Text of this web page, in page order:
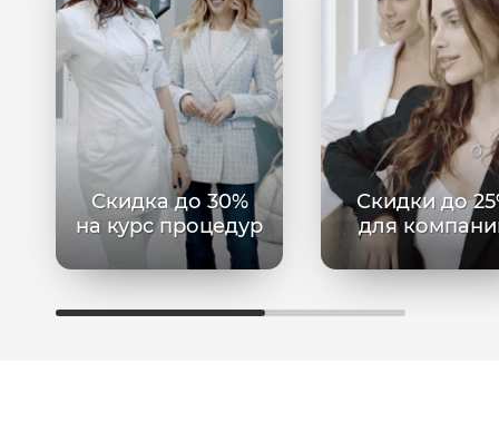
Скидка до 30%
на курс процедур
Скидки до
для